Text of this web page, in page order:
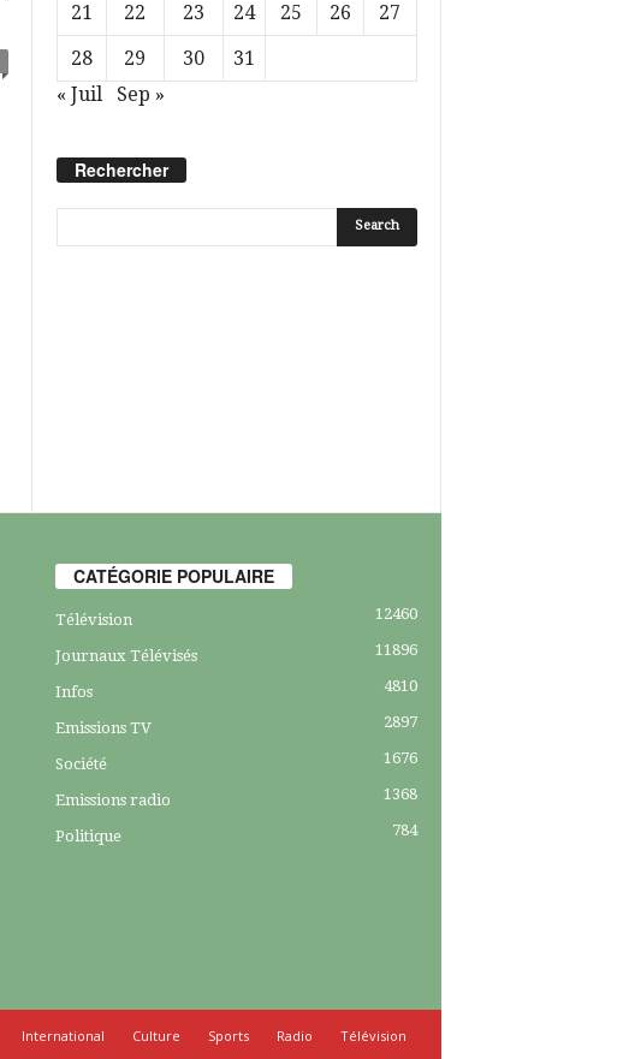
21
22 23 24 25 26
27
28
29 30
31
« Juil
Sep »
Rechercher
CATÉGORIE POPULAIRE
Télévision 12460
Journaux Télévisés 11896
Infos 4810
Emissions TV 2897
Société 1676
Emissions radio 1368
Politique 784
International Culture Sports Radio
Télévision